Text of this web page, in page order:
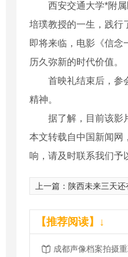
西安交通大学*附属
培璞教授的一生，践行
即将来临，电影《信
历久弥新的时代价值。
首映礼结束后，参会
精神。
据了解，目前该影片
本文转载自中国新闻网
响，请及时联系我们予
上一篇： 陕西未来三天还有
【推荐阅读】↓
成都声像档案拍摄